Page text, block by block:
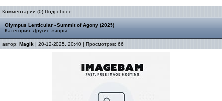
Комментарии (0) Подробнее
Olympus Lenticular - Summit of Agony (2025)
Категория: Другие жанры
автор: Magik | 20-12-2025, 20:40 | Просмотров: 66